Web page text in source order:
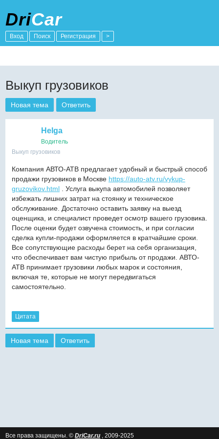
DriCar
Вход Поиск Регистрация >
Выкуп грузовиков
Новая тема Ответить
Helga
Водитель
Выкуп грузовиков
Компания АВТО-АТВ предлагает удобный и быстрый способ
продажи грузовиков в Москве https://auto-atv.ru/vykup-
gruzovikov.html. Услуга выкупа автомобилей позволяет
избежать лишних затрат на стоянку и техническое
обслуживание. Достаточно оставить заявку на выезд
оценщика, и специалист проведет осмотр вашего грузовика.
После оценки будет озвучена стоимость, и при согласии
сделка купли-продажи оформляется в кратчайшие сроки.
Все сопутствующие расходы берет на себя организация,
что обеспечивает вам чистую прибыль от продажи. АВТО-
АТВ принимает грузовики любых марок и состояния,
включая те, которые не могут передвигаться
самостоятельно.
Цитата
Новая тема Ответить
Все права защищены. ©DriCar.ru , 2009-2025